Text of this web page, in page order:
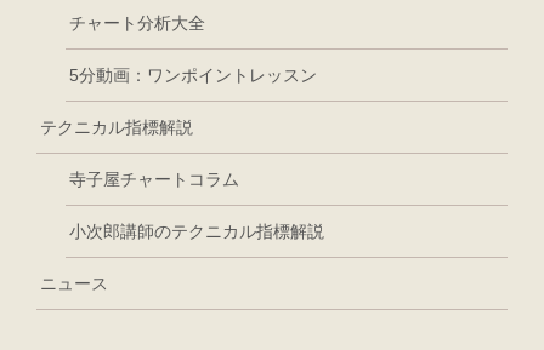
チャート分析大全
5分動画：ワンポイントレッスン
テクニカル指標解説
寺子屋チャートコラム
小次郎講師のテクニカル指標解説
ニュース